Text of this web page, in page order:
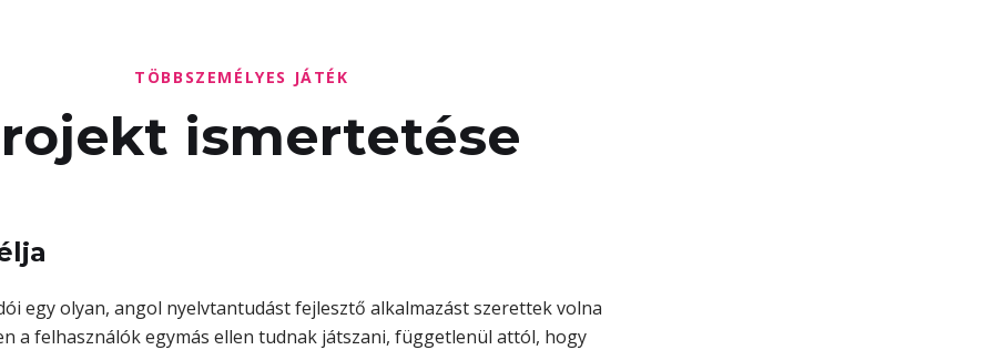
TÖBBSZEMÉLYES JÁTÉK
ismertetése
egy olyan, angol nyelvtantudást fejlesztő alkalmazást szerettek volna
a felhasználók egymás ellen tudnak játszani, függetlenül attól, hogy